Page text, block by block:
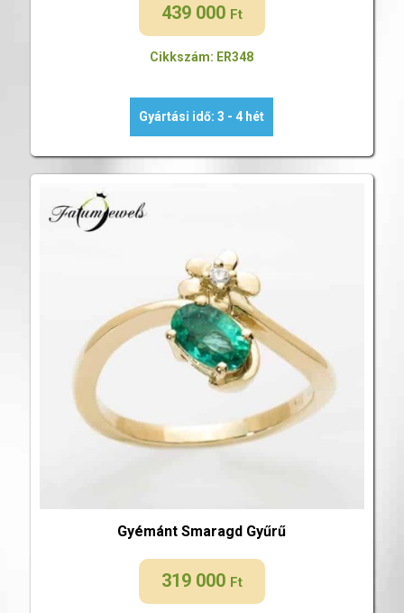
439 000 Ft
Cikkszám: ER348
Gyártási idő: 3 - 4 hét
Gyémánt Smaragd Gyűrű
319 000 Ft